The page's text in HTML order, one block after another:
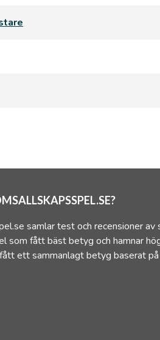
samlar test och recensioner
som fått bäst betyg och hamnar
ett sammanlagt betyg baserat